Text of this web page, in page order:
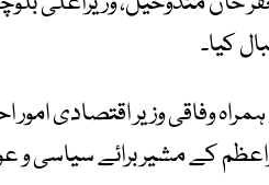
کیا۔
وفاقی وزیر اقتصادی
کے مشیر برائے سیاسی و